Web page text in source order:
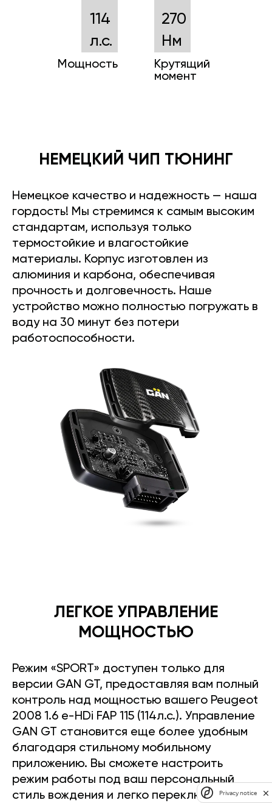
114
л.с.
Мощность
270
Нм
Крутящий
момент
НЕМЕЦКИЙ ЧИП ТЮНИНГ
Немецкое качество и надежность — наша
гордость! Мы стремимся к самым высоким
стандартам, используя только
термостойкие и влагостойкие
материалы. Корпус изготовлен из
алюминия и карбона, обеспечивая
прочность и долговечность. Наше
устройство можно полностью погружать в
воду на 30 минут без потери
работоспособности.
ЛЕГКОЕ УПРАВЛЕНИЕ
МОЩНОСТЬЮ
Режим «SPORT» доступен только для
версии GAN GT, предоставляя вам полный
контроль над мощностью вашего Peugeot
2008 1.6 e-HDi FAP 115 (114л.с.). Управление
GAN GT становится еще более удобным
благодаря стильному мобильному
приложению. Вы сможете настроить
режим работы под ваш персональный
стиль вождения и легко переключатьPrivacy notice